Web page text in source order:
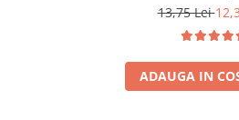
13,75 Lei
ADAUGA IN